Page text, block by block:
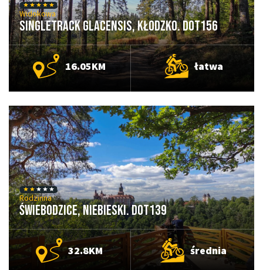
Widokowa
Singletrack Glacensis, Kłodzko. DOT156
16.05KM łatwa
Rodzinna
Świebodzice, niebieski. DOT139
32.8KM średnia